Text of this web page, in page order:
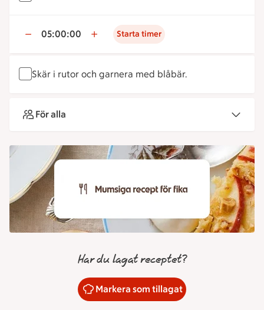
05:00:00 Starta timer
Skär i rutor och garnera med blåbär.
För alla
Har du lagat receptet?
Markera som tillagat